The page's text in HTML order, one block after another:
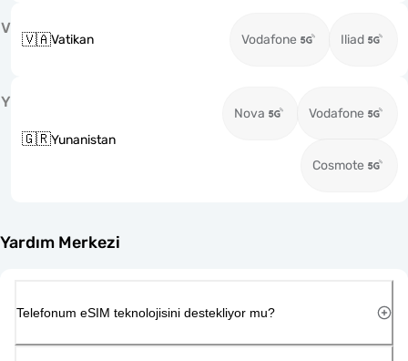
V
🇻🇦Vatikan Vodafone Iliad
Y
🇬🇷Yunanistan
Nova Vodafone
Cosmote
Yardım Merkezi
Telefonum eSIM teknolojisini destekliyor mu?